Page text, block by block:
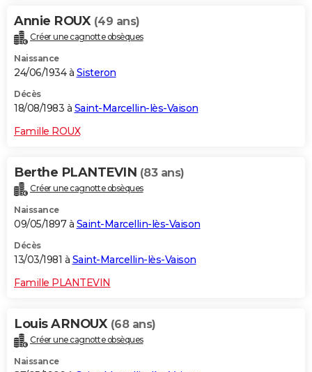
Annie ROUX (49 ans)
Créer une cagnotte obsèques
Naissance
24/06/1934 à Sisteron
Décès
18/08/1983 à Saint-Marcellin-lès-Vaison
Famille ROUX
Berthe PLANTEVIN (83 ans)
Créer une cagnotte obsèques
Naissance
09/05/1897 à Saint-Marcellin-lès-Vaison
Décès
13/03/1981 à Saint-Marcellin-lès-Vaison
Famille PLANTEVIN
Louis ARNOUX (68 ans)
Créer une cagnotte obsèques
Naissance